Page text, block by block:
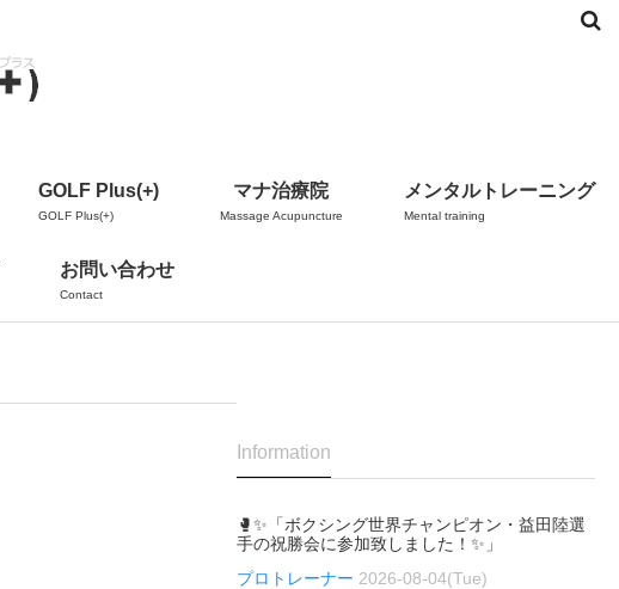
GOLF Plus(+)
GOLF Plus(+)
マナ治療院
Massage Acupuncture
メンタルトレーニング
Mental training
お問い合わせ
Contact
Information
🥊✨「ボクシング世界チャンピオン・益田陸選
手の祝勝会に参加致しました！✨」
プロトレーナー 2026-08-04(Tue)